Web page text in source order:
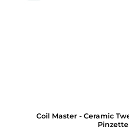
Coil Master - Ceramic
Pinzette